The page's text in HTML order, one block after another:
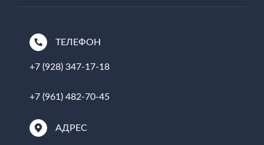
ТЕЛЕФОН
+7 (928) 347-17-18
+7 (961) 482-70-45
АДРЕС